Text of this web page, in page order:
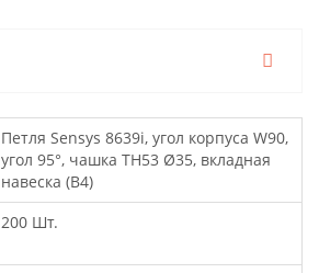
Петля Sensys 8639i, угол корпуса W90,
угол 95°, чашка TH53 Ø35, вкладная
навеска (B4)
200 Шт.